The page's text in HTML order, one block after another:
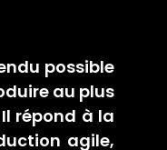
possible
au plus
répond à la
agile,